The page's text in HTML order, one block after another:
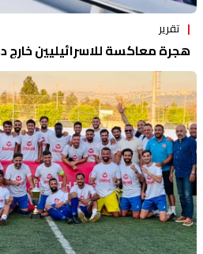
تقرير
هجرة معاكسة للاسرائيليين خارج